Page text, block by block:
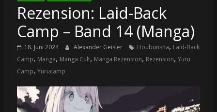
Rezension: Laid-Back
Camp – Band 14 (Manga)
18. Juni 2024 Alexander Geisler Houbunsha, Laid-Back
Camp, Manga, Manga Cult, Manga Rezension, Rezension, Yuru
Camp, Yurucamp